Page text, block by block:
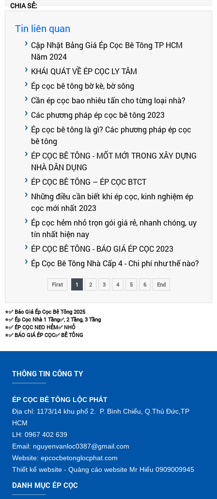
CHIA SẺ:
Tin liên quan
Cập Nhật Bảng Giá Ép Cọc Bê Tông TP HCM
Năm 2024
KHÁI QUÁT VỀ ÉP CỌC LY TÂM
Ép cọc bê tông bờ kè, bờ sông
Cần ép cọc bao nhiêu tấn cho từng loại nhà?
Các phương pháp ép cọc bê tông 2023
Ép cọc bê tông là gì? Các phương pháp ép cọc
bê tông
ÉP CỌC BÊ TÔNG - MỐT MỚI TRONG XÂY DỰNG
NHÀ DÂN DỤNG
ÉP CỌC BÊ TÔNG – ÉP CỌC BTCT
Những điều cần biết khi ép cọc, kinh nghiệm ép
cọc mới nhất 2023
Ép cọc hẻm nhỏ trọn gói giá rẻ, nhanh chóng, uy
tín nhất hiện nay
ÉP CỌC BÊ TÔNG - BÁO GIÁ ÉP CỌC 2023
Ép Cọc Bê Tông Nhà Cấp 4 - Chi phí như thế nào?
First 1 2 3 4 5 6 End
⭐️✅ Báo Giá Ép Cọc Bê Tông 2025
⭐️✅ Ép Cọc Nhà 1 Tầng✅, 2 Tầng, 3 Tầng
⭐️✅ ÉP CỌC NEO HẺM✅ NHỎ
⭐️✅ BÁO GIÁ ÉP CỌC✅ BÊ TÔNG
THÔNG TIN CÔNG TY
ÉP CỌC BÊ TÔNG LỘC PHÁT
Địa chỉ: 1173/14 khu phố 2. P. Bình Chiểu, Q.Thủ Đức,TP
HCM
LH: 0967 402 639
Email: nguyenvanloc0387@gmail.com
Website: epcocbetonglocphat.com
Thiết kế website - Quảng cáo website Mr Hiếu 0909009945
DANH MỤC ÉP CỌC